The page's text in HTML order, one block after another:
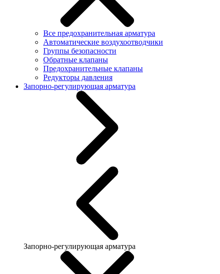
Все предохранительная арматура
Автоматические воздухоотводчики
Группы безопасности
Обратные клапаны
Предохранительные клапаны
Редукторы давления
Запорно-регулирующая арматура
Запорно-регулирующая арматура